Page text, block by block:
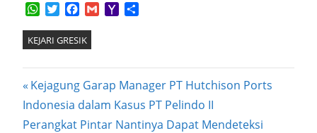
WhatsApp
TwitterFacebook
GmailYahoo
KEJARI GRESIK
Post
navigation
Previous
Post:
Kejagung Garap Manager PT Hutchison Ports
Indonesia dalam Kasus PT Pelindo II
Next
Perangkat Pintar Nantinya Dapat Mendeteksi